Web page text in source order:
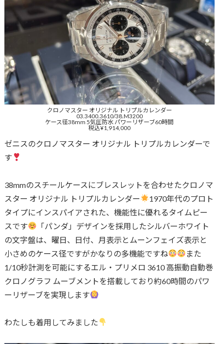
クロノマスター オリジナル トリプルカレンダー
03.3400.3610/38.M3200
ケース径38mm 5気圧防水 パワーリザーブ60時間
税込¥1,914,000
ゼニスのクロノマスター オリジナル トリプルカレンダーで
す
38mmのスチールケースにブレスレットを合わせたクロノマ
スター オリジナル トリプルカレンダー
1970年代のプロト
タイプにインスパイアされた、機能性に優れるタイムピー
スです
「パンダ」デザインを採用したシルバーホワイト
の文字盤は、曜日、日付、月表示とムーンフェイズ表示と
小さめのケース径ですがかなりの多機能ですね
また
1/10秒計測を可能にするエル・プリメロ 3610 高振動自動巻
クロノグラフ ムーブメントを搭載しており約60時間のパワ
ーリザーブを実現します
わたしも着用してみました